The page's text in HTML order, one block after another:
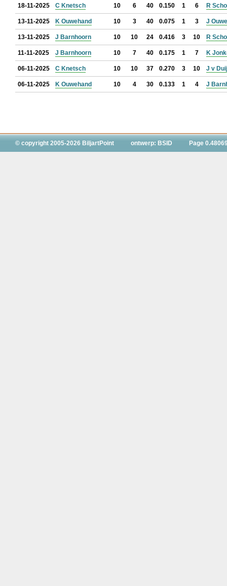
18-11-2025 C Knetsch 10 6 40 0.150 1 6 R
13-11-2025 K Ouwehand 10 3 40 0.075 1 3 J
13-11-2025 J Barnhoorn 10 10 24 0.416 3 10 R
11-11-2025 J Barnhoorn 10 7 40 0.175 1 7 K
06-11-2025 C Knetsch 10 10 37 0.270 3 10 J v
06-11-2025 K Ouwehand 10 4 30 0.133 1 4 J
© copyright 2005-2026 BiljartPoint ontwerp: BSID Page